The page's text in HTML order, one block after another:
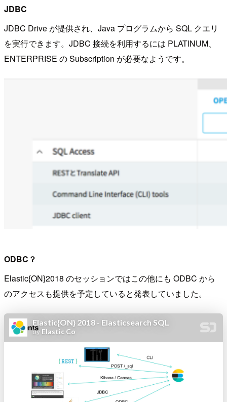
JDBC
JDBC Drive が提供され、Java プログラムから SQL クエリ
を実行できます。JDBC 接続を利用するには PLATINUM、
ENTERPRISE の Subscription が必要なようです。
ODBC？
Elastic{ON}2018 のセッションではこの他にも ODBC から
のアクセスも提供を予定していると発表していました。